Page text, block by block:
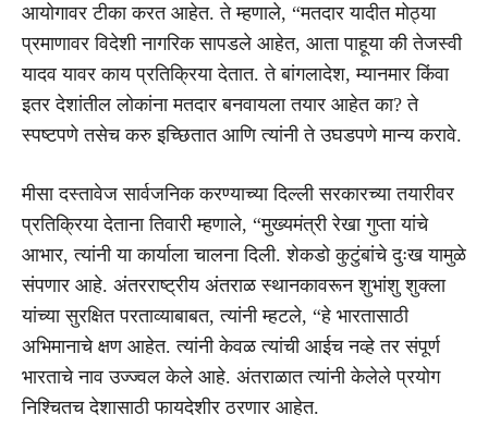
आयोगावर टीका करत आहेत. ते म्हणाले, “मतदार यादीत मोठ्या
प्रमाणावर विदेशी नागरिक सापडले आहेत, आता पाहूया की तेजस्वी
यादव यावर काय प्रतिक्रिया देतात. ते बांगलादेश, म्यानमार किंवा
इतर देशांतील लोकांना मतदार बनवायला तयार आहेत का? ते
स्पष्टपणे तसेच करु इच्छितात आणि त्यांनी ते उघडपणे मान्य करावे.
मीसा दस्तावेज सार्वजनिक करण्याच्या दिल्ली सरकारच्या तयारीवर
प्रतिक्रिया देताना तिवारी म्हणाले, “मुख्यमंत्री रेखा गुप्ता यांचे
आभार, त्यांनी या कार्याला चालना दिली. शेकडो कुटुंबांचे दुःख यामुळे
संपणार आहे. अंतरराष्ट्रीय अंतराळ स्थानकावरून शुभांशु शुक्ला
यांच्या सुरक्षित परताव्याबाबत, त्यांनी म्हटले, “हे भारतासाठी
अभिमानाचे क्षण आहेत. त्यांनी केवळ त्यांची आईच नव्हे तर संपूर्ण
भारताचे नाव उज्ज्वल केले आहे. अंतराळात त्यांनी केलेले प्रयोग
निश्चितच देशासाठी फायदेशीर ठरणार आहेत.